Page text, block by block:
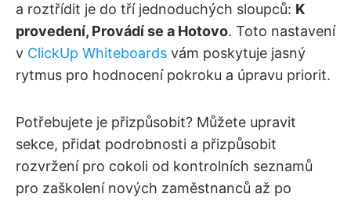
a roztřídit je do tří jednoduchých sloupců: K
provedení, Provádí se a Hotovo. Toto nastavení
v ClickUp Whiteboards vám poskytuje jasný
rytmus pro hodnocení pokroku a úpravu priorit.
Potřebujete je přizpůsobit? Můžete upravit
sekce, přidat podrobnosti a přizpůsobit
rozvržení pro cokoli od kontrolních seznamů
pro zaškolení nových zaměstnanců až po